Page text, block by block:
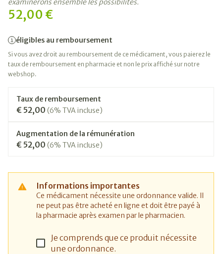
52,00 €
éligibles au remboursement
Si vous avez droit au remboursement de ce médicament, vous paierez le
taux de remboursement en pharmacie et non le prix affiché sur notre
webshop.
Taux de remboursement
€ 52,00 (6% TVA incluse)
Augmentation de la rémunération
€ 52,00 (6% TVA incluse)
Informations importantes
Ce médicament nécessite une ordonnance valide. Il
ne peut pas être acheté en ligne et doit être payé à
la pharmacie après examen par le pharmacien.
Je comprends que ce produit nécessite
une ordonnance.
examinerons ensemble les possibilités.